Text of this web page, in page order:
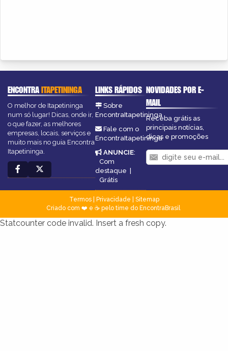
ENCONTRAITAPETININGA
O melhor de Itapetininga
num só lugar! Dicas, onde ir,
o que fazer, as melhores
empresas, locais, serviços e
muito mais no guia Encontra
Itapetininga.
LINKS RÁPIDOS
Sobre
EncontraItapetininga
Fale com o
EncontraItapetininga
ANUNCIE:
Com
destaque |
Grátis
NOVIDADES POR E-
MAIL
Receba grátis as
principais notícias,
dicas e promoções
Termos| Privacidade
Sitemap
Criado com ❤️ e ☕ pelo time do EncontraBrasil
Statcounter code invalid. Insert a fresh copy.